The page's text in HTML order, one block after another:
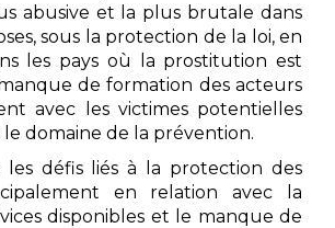
abusive et la plus brutale dans
sous la protection de la loi, en
les pays où la prostitution est
de formation des acteurs
avec les victimes potentielles
le domaine de la prévention.
défis liés à la protection des
en relation avec la
disponibles et le manque de